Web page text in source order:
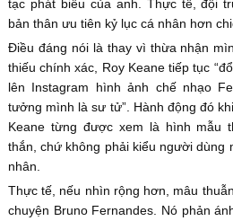
tạc phát biểu của anh. Thực tế, đội
bản thân ưu tiên kỷ lục cá nhân hơn
Điều đáng nói là thay vì thừa nhận
thiếu chính xác, Roy Keane tiếp tục
lên Instagram hình ảnh chế nhạo
tưởng mình là sư tử”. Hành động đó
Keane từng được xem là hình mẫu
thắn, chứ không phải kiểu người dùng
nhân.
Thực tế, nếu nhìn rộng hơn, mâu
chuyện Bruno Fernandes. Nó phản